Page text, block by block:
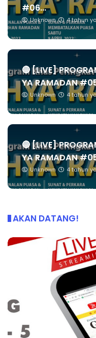
#06...
Unknown 4 tahun
🔴 [LIVE]
YA RAMADAN
Unknown 4 tahun
🔴 [LIVE]
YA RAMADAN
Unknown 4 tahun
AKAN DATANG!